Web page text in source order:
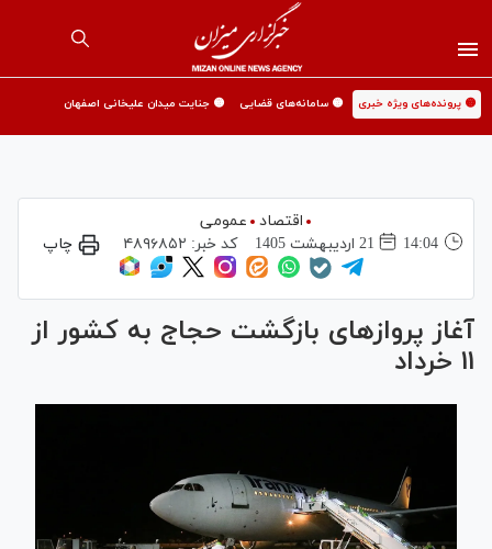
🟡 پرونده‌های ویژه خبری 🟡 سامانه‌های قضایی 🟡 جنایت میدان علیخانی اصفهان
اقتصاد
عمومی
14:04
21 ارديبهشت 1405 کد خبر: ۴۸۹۶۸۵۲ چاپ
آغاز پرواز‌های بازگشت حجاج به کشور از
۱۱ خرداد